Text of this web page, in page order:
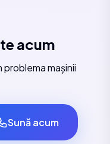
acum
mașinii
Sună acum